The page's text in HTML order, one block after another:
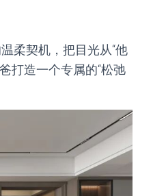
柔契机，把目光从“他
打造一个专属的“松弛